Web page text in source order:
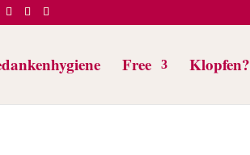
Free Klopfen?